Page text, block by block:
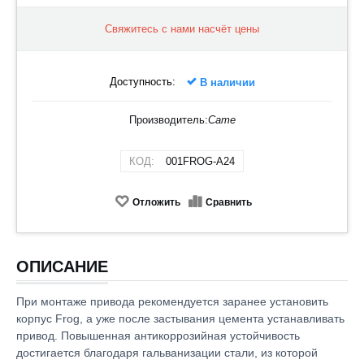
Свяжитесь с нами насчёт цены
Доступность: В наличии
Производитель:Came
КОД: 001FROG-A24
Отложить Сравнить
ОПИСАНИЕ
При монтаже привода рекомендуется заранее установить
корпус Frog, а уже после застывания цемента устанавливать
привод. Повышенная антикоррозийная устойчивость
достигается благодаря гальванизации стали, из которой